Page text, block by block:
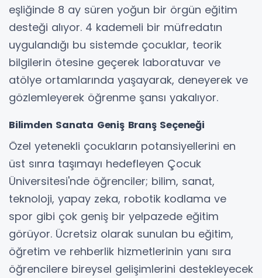
eşliğinde 8 ay süren yoğun bir örgün eğitim
desteği alıyor. 4 kademeli bir müfredatın
uygulandığı bu sistemde çocuklar, teorik
bilgilerin ötesine geçerek laboratuvar ve
atölye ortamlarında yaşayarak, deneyerek ve
gözlemleyerek öğrenme şansı yakalıyor.
Bilimden Sanata Geniş Branş Seçeneği
Özel yetenekli çocukların potansiyellerini en
üst sınra taşımayı hedefleyen Çocuk
Üniversitesi'nde öğrenciler; bilim, sanat,
teknoloji, yapay zeka, robotik kodlama ve
spor gibi çok geniş bir yelpazede eğitim
görüyor. Ücretsiz olarak sunulan bu eğitim,
öğretim ve rehberlik hizmetlerinin yanı sıra
öğrencilere bireysel gelişimlerini destekleyecek